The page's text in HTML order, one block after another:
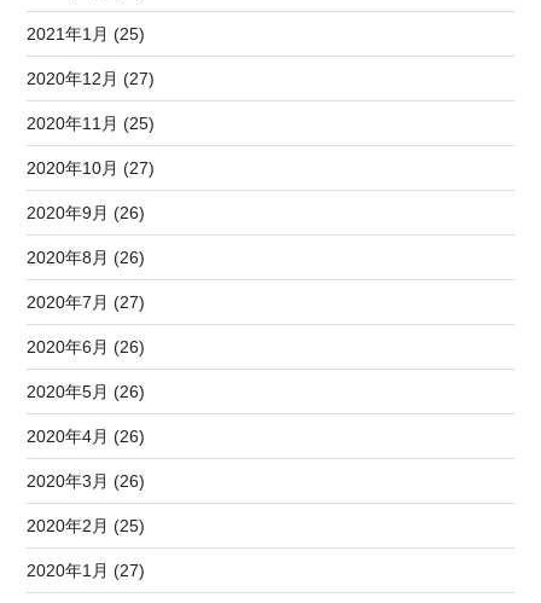
2021年1月 (25)
2020年12月 (27)
2020年11月 (25)
2020年10月 (27)
2020年9月 (26)
2020年8月 (26)
2020年7月 (27)
2020年6月 (26)
2020年5月 (26)
2020年4月 (26)
2020年3月 (26)
2020年2月 (25)
2020年1月 (27)